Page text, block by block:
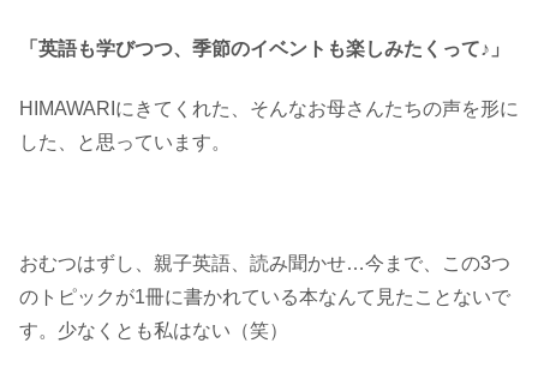
「英語も学びつつ、季節のイベントも楽しみたくって♪」
HIMAWARIにきてくれた、そんなお母さんたちの声を形に
した、と思っています。
おむつはずし、親子英語、読み聞かせ…今まで、この3つ
のトピックが1冊に書かれている本なんて見たことないで
す。少なくとも私はない（笑）